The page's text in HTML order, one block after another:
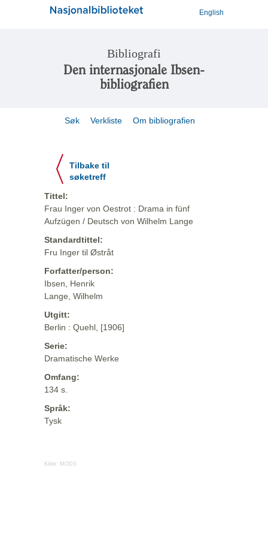
English
Bibliografi
Den internasjonale Ibsen-
bibliografien
Søk Verkliste Om bibliografien
Tilbake til
søketreff
Tittel:
Frau Inger von Oestrot : Drama in fünf
Aufzügen / Deutsch von Wilhelm Lange
Standardtittel:
Fru Inger til Østråt
Forfatter/person:
Ibsen, Henrik
Lange, Wilhelm
Utgitt:
Berlin : Quehl, [1906]
Serie:
Dramatische Werke
Omfang:
134 s.
Språk:
Tysk
Kilde: MODS